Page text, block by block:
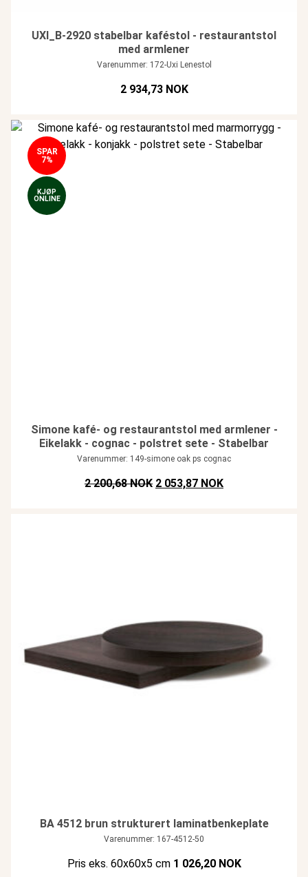
UXI_B-2920 stabelbar kaféstol - restaurantstol
med armlener
Varenummer: 172-Uxi Lenestol
2 934,73 NOK
SPAR
7%
KJØP
ONLINE
Simone kafé- og restaurantstol med armlener -
Eikelakk - cognac - polstret sete - Stabelbar
Varenummer: 149-simone oak ps cognac
2 200,68 NOK Opprinnelig pris var: NOK
2 053,87 NOKNåværende pris
BA 4512 brun strukturert laminatbenkeplate
Varenummer: 167-4512-50
Pris eks. 60x60x5 cm 1 026,20 NOK